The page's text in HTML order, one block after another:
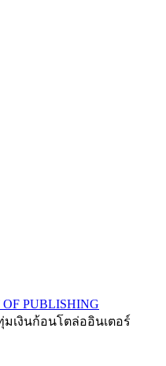
PUBLISHING
เงินก้อนโตล่ออินเตอร์